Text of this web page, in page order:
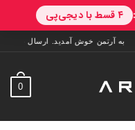
به آرتمن خوش آمدید. ارسال به سراسر ایران. 7 روز فرصت تست در منزل. 1 سال
0